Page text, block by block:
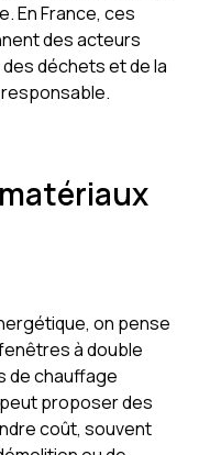
En France, ces
des acteurs
déchets et de la
on pense
à double
de chauffage
proposer des
coût, souvent